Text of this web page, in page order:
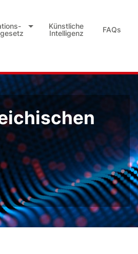
Künstliche
Intelligenz
FAQs